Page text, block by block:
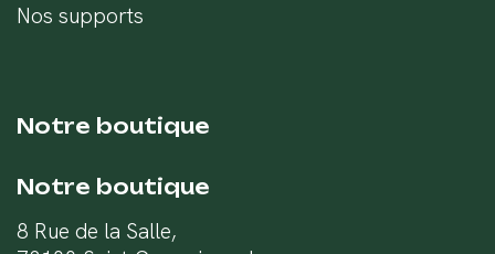
Nos supports
Notre boutique
Notre boutique
8 Rue de la Salle,